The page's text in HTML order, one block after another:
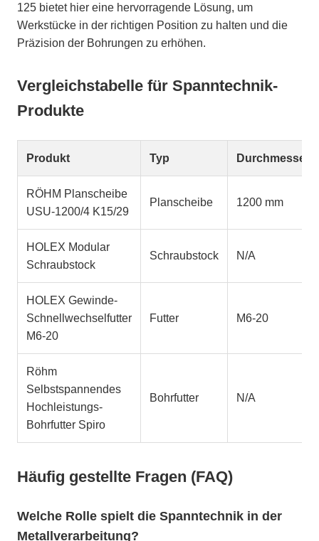
125 bietet hier eine hervorragende Lösung, um
Werkstücke in der richtigen Position zu halten und die
Präzision der Bohrungen zu erhöhen.
Vergleichstabelle für Spanntechnik-
Produkte
Produkt Typ Durchmesser
RÖHM Planscheibe
USU-1200/4 K15/29
Planscheibe 1200 mm
HOLEX Modular
Schraubstock
Schraubstock N/A
HOLEX Gewinde-
Schnellwechselfutter
M6-20
Futter M6-20
Röhm
Selbstspannendes
Hochleistungs-
Bohrfutter Spiro
Bohrfutter N/A
Häufig gestellte Fragen (FAQ)
Welche Rolle spielt die Spanntechnik in der
Metallverarbeitung?